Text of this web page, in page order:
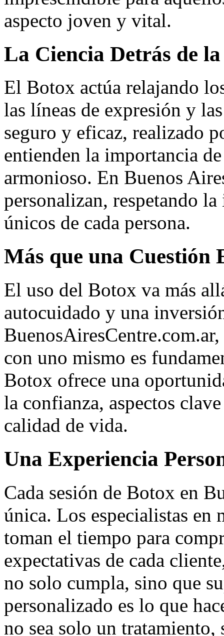
aspecto joven y vital.
La Ciencia Detrás de
El Botox actúa relajando
las líneas de expresión y
seguro y eficaz, realizado
entienden la importancia
armonioso. En Buenos
personalizan, respetando
únicos de cada persona.
Más que una Cuestión
El uso del Botox va más
autocuidado y una
con uno mismo es
Botox ofrece una
la confianza, aspectos
calidad de vida.
Una Experiencia
Cada sesión de Botox en
única. Los especialistas en
toman el tiempo para
expectativas de cada
no solo cumpla, sino que
personalizado es lo que
no sea solo un